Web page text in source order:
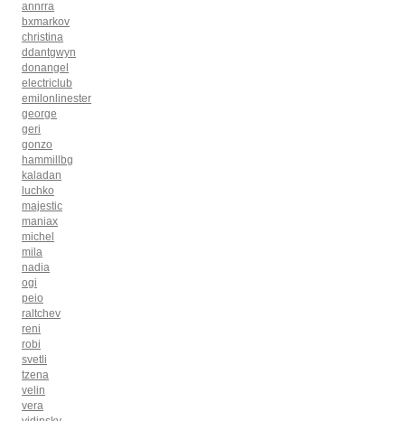
annrra
bxmarkov
christina
ddantgwyn
donangel
electriclub
emilonlinester
george
geri
gonzo
hammillbg
kaladan
luchko
majestic
maniax
michel
mila
nadia
ogi
peio
raltchev
reni
robi
svetli
tzena
velin
vera